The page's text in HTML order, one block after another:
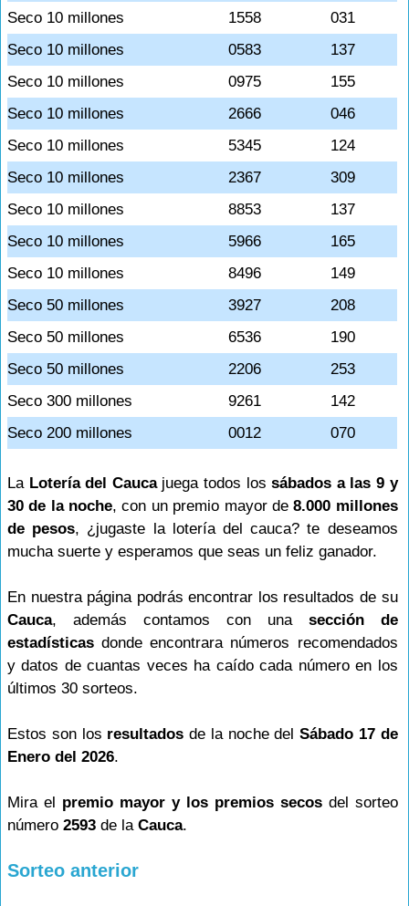
Seco 10 millones
1558
031
Seco 10 millones
0583
137
Seco 10 millones
0975
155
Seco 10 millones
2666
046
Seco 10 millones
5345
124
Seco 10 millones
2367
309
Seco 10 millones
8853
137
Seco 10 millones
5966
165
Seco 10 millones
8496
149
Seco 50 millones
3927
208
Seco 50 millones
6536
190
Seco 50 millones
2206
253
Seco 300 millones
9261
142
Seco 200 millones
0012 070
La Lotería del Caucajuega todos lossábados a las 9 y
30 de la noche, con un premio mayor de8.000 millones
de pesos, ¿jugaste la lotería del cauca? te deseamos
mucha suerte y esperamos que seas un feliz ganador.
En nuestra página podrás encontrar los resultados de su
Cauca, además contamos con una sección de
estadísticas donde encontrara números recomendados
y datos de cuantas veces ha caído cada número en los
últimos 30 sorteos.
Estos son los resultados de la noche delSábado 17 de
Enero del 2026.
Mira el premio mayor y los premios secosdel sorteo
número 2593 de la Cauca.
Sorteo anterior